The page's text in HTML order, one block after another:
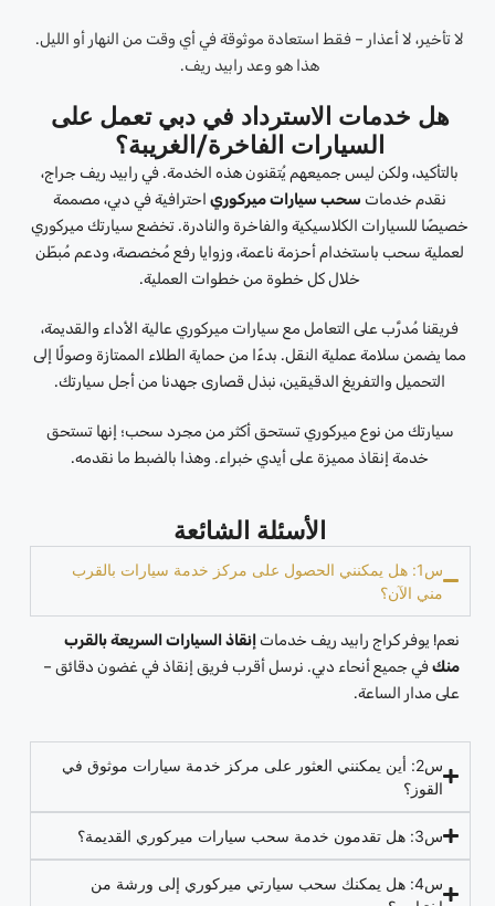
لا تأخير، لا أعذار – فقط استعادة موثوقة في أي وقت من النهار أو الليل.
هذا هو وعد رابيد ريف.
هل خدمات الاسترداد في دبي تعمل على
السيارات الفاخرة/الغريبة؟
بالتأكيد، ولكن ليس جميعهم يُتقنون هذه الخدمة. في رابيد ريف جراج،
نقدم خدمات سحب سيارات ميركوري احترافية في دبي، مصممة
خصيصًا للسيارات الكلاسيكية والفاخرة والنادرة. تخضع سيارتك ميركوري
لعملية سحب باستخدام أحزمة ناعمة، وزوايا رفع مُخصصة، ودعم مُبطّن
خلال كل خطوة من خطوات العملية.
فريقنا مُدرَّب على التعامل مع سيارات ميركوري عالية الأداء والقديمة،
مما يضمن سلامة عملية النقل. بدءًا من حماية الطلاء الممتازة وصولًا إلى
التحميل والتفريغ الدقيقين، نبذل قصارى جهدنا من أجل سيارتك.
سيارتك من نوع ميركوري تستحق أكثر من مجرد سحب؛ إنها تستحق
خدمة إنقاذ مميزة على أيدي خبراء. وهذا بالضبط ما نقدمه.
الأسئلة الشائعة
س1: هل يمكنني الحصول على مركز خدمة سيارات بالقرب
مني الآن؟
نعم! يوفر كراج رابيد ريف خدمات إنقاذ السيارات السريعة بالقرب
منكفي جميع أنحاء دبي. نرسل أقرب فريق إنقاذ في غضون دقائق –
على مدار الساعة.
س2: أين يمكنني العثور على مركز خدمة سيارات موثوق في
القوز؟
س3: هل تقدمون خدمة سحب سيارات ميركوري القديمة؟
س4: هل يمكنك سحب سيارتي ميركوري إلى ورشة من